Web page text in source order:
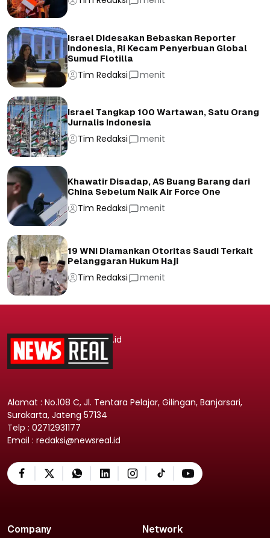
Israel Didesakan Bebaskan Reporter
Indonesia, Ri Kecam Penyerbuan Global
Sumud Flotilla
Tim Redaksi menit
Israel Tangkap 100 Wartawan, Satu Orang
Jurnalis Indonesia
Tim Redaksi menit
Khawatir Disadap, AS Buang Barang dari
China Sebelum Naik Air Force One
Tim Redaksi menit
19 WNI Diamankan Otoritas Saudi Terkait
Pelanggaran Hukum Haji
Tim Redaksi menit
.id
Alamat : No.108 C, Jl. Tentara Pelajar, Gilingan, Banjarsari,
Surakarta, Jateng 57134
Telp : 02712931177
Email : redaksi@newsreal.id
Company Network